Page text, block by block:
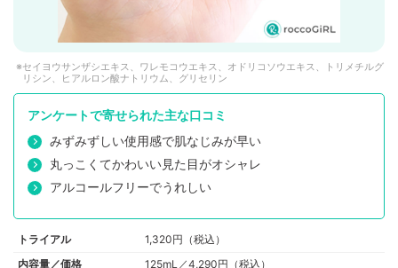
セイヨウサンザシエキス、ワレモコウエキス、オドリコソウエキス、トリメチルグ
リシン、ヒアルロン酸ナトリウム、グリセリン
アンケートで寄せられた主な口コミ
みずみずしい使用感で肌なじみが早い
丸っこくてかわいい見た目がオシャレ
アルコールフリーでうれしい
トライアル
1,320円（税込）
内容量／価格
125mL／4,290円（税込）